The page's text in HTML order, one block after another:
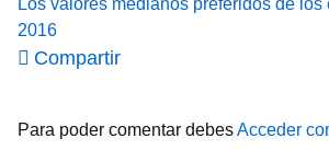
2016
Compartir
Para poder comentar debesAcceder